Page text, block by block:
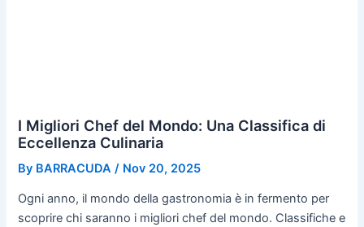
I Migliori Chef del Mondo: Una Classifica di
Eccellenza Culinaria
By BARRACUDA / Nov 20, 2025
Ogni anno, il mondo della gastronomia è in fermento per
scoprire chi saranno i migliori chef del mondo. Classifiche e